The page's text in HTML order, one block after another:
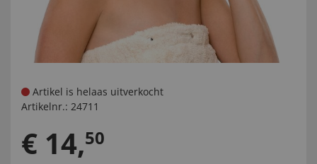
Artikel is helaas uitverkocht
Artikelnr.: 24711
€ 14,50